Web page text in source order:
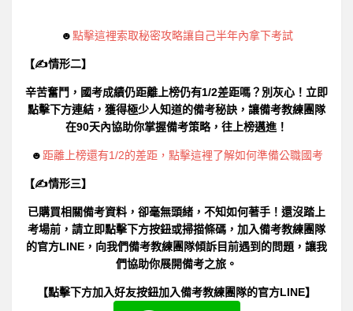
☻點擊這裡索取秘密攻略讓自己半年內拿下考試
【✍情形二】
辛苦奮鬥，國考成績仍距離上榜仍有1/2差距嗎？別灰心！立即
點擊下方連結，獲得極少人知道的備考秘訣，讓備考教練團隊
在90天內協助你掌握備考策略，往上榜邁進！
☻ 距離上榜還有1/2的差距，點擊這裡了解如何準備公職國考
【✍情形三】
已購買相關備考資料，卻毫無頭緒，不知如何著手！還沒踏上
考場前，請立即點擊下方按鈕或掃描條碼，加入備考教練團隊
的官方LINE，向我們備考教練團隊傾訴目前遇到的問題，讓我
們協助你展開備考之旅。
【點擊下方加入好友按鈕加入備考教練團隊的官方LINE】